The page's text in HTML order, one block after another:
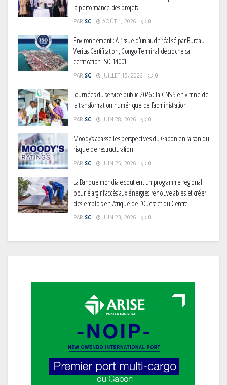
Environnement : A l’issue d’un audit réalisé par Bureau
certification ISO 14001
PAR SC JUILLET 15, 2026 0
Journées du service public 2026 : La CNSS en vitrine de
PAR SC JUIN 28, 2026 0
Moody’s abaisse les perspectives du Gabon en raison du
PAR SC JUIN 25, 2026 0
La Banque mondiale soutient un programme régional
des emplois en Afrique de l’Ouest et du Centre
PAR SC JUIN 23, 2026 0